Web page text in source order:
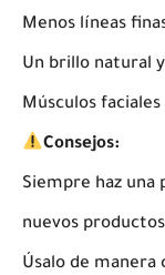
Menos líneas
Un brillo natural
Músculos
Consejos:
Siempre haz una
nuevos
Úsalo de manera